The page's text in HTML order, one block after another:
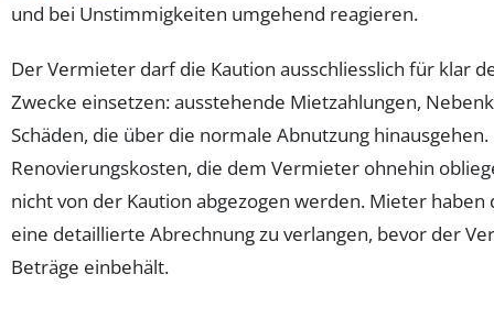
und bei Unstimmigkeiten umgehend reagieren.
Der Vermieter darf die Kaution ausschliesslich für klar
Zwecke einsetzen: ausstehende Mietzahlungen,
Schäden, die über die normale Abnutzung hinausgehen.
Renovierungskosten, die dem Vermieter ohnehin
nicht von der Kaution abgezogen werden. Mieter haben
eine detaillierte Abrechnung zu verlangen, bevor der
Beträge einbehält.